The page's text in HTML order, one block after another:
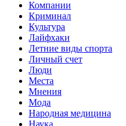
Компании
Криминал
Культура
Лайфхаки
Летние виды спорта
Личный счет
Люди
Места
Мнения
Мода
Народная медицина